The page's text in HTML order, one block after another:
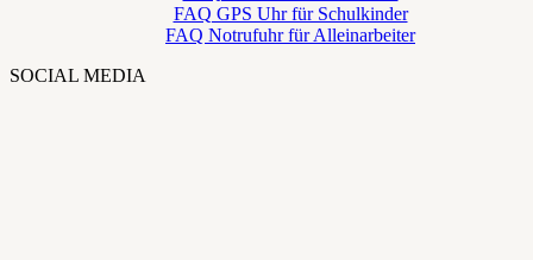
FAQ GPS Uhr für Schulkinder
FAQ Notrufuhr für Alleinarbeiter
SOCIAL MEDIA